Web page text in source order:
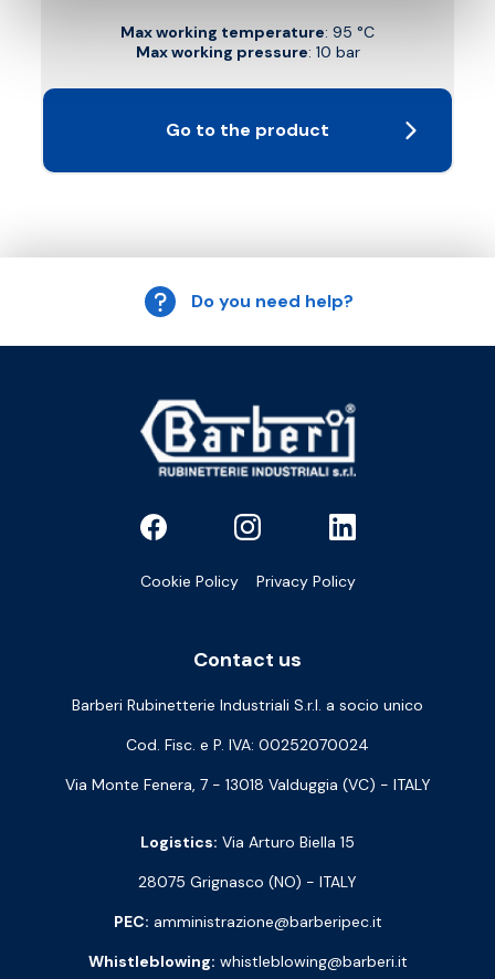
Max working temperature: 95 °C
Max working pressure: 10 bar
Go to the product
Do you need help?
Cookie Policy Privacy Policy
Contact us
Barberi Rubinetterie Industriali S.r.l. a socio unico
Cod. Fisc. e P. IVA: 00252070024
Via Monte Fenera, 7 - 13018 Valduggia (VC) - ITALY
Logistics: Via Arturo Biella 15
28075 Grignasco (NO) - ITALY
PEC: amministrazione@barberipec.it
Whistleblowing: whistleblowing@barberi.it